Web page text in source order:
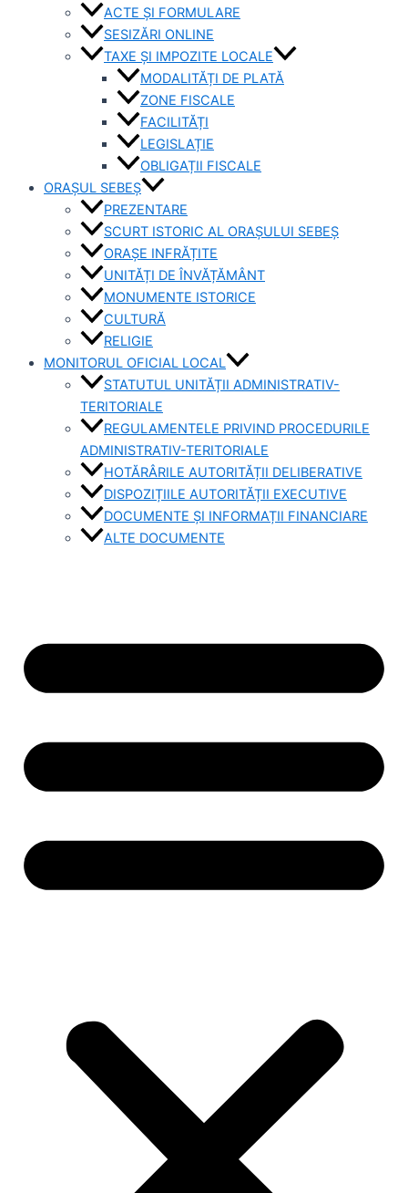
ACTE ȘI FORMULARE
SESIZĂRI ONLINE
TAXE ȘI IMPOZITE LOCALE
MODALITĂȚI DE PLATĂ
ZONE FISCALE
FACILITĂȚI
LEGISLAȚIE
OBLIGAȚII FISCALE
ORAȘUL SEBEȘ
PREZENTARE
SCURT ISTORIC AL ORAȘULUI SEBEȘ
ORAȘE INFRĂȚITE
UNITĂȚI DE ÎNVĂȚĂMÂNT
MONUMENTE ISTORICE
CULTURĂ
RELIGIE
MONITORUL OFICIAL LOCAL
STATUTUL UNITĂȚII ADMINISTRATIV-
TERITORIALE
REGULAMENTELE PRIVIND PROCEDURILE
ADMINISTRATIV-TERITORIALE
HOTĂRÂRILE AUTORITĂȚII DELIBERATIVE
DISPOZIȚIILE AUTORITĂȚII EXECUTIVE
DOCUMENTE ȘI INFORMAȚII FINANCIARE
ALTE DOCUMENTE